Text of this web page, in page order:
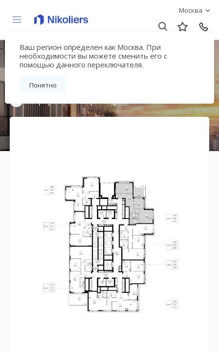
Москва
Ваш регион определен как Москва. При
необходимости вы можете сменить его с
помощью данного переключателя.
Понятно
Мультиквартал
«ВЕЕР»